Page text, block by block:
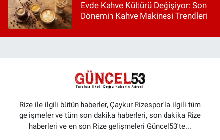
Evde Kahve Kültürü Değişiyor: Son
Dönemin Kahve Makinesi Trendleri
Rize ile ilgili bütün haberler, Çaykur Rizespor'la ilgili tüm
gelişmeler ve tüm son dakika haberleri, son dakika Rize
haberleri ve en son Rize gelişmeleri Güncel53'te...